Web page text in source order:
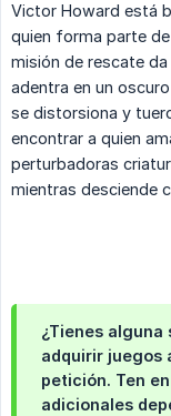
Victor Howard está
quien forma parte
misión de rescate
adentra en un
se distorsiona y
encontrar a quien
perturbadoras
mientras desciende
¿Tienes alguna
adquirir juegos
petición. Ten
adicionales